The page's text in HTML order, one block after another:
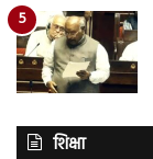
शिक्षा